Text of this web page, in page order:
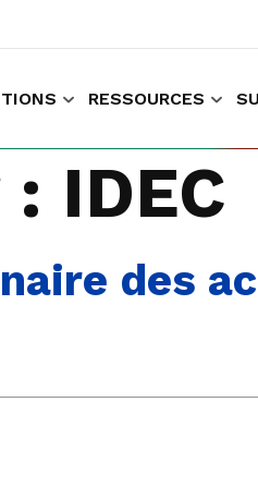
RESSOURCES
: IDEC
des